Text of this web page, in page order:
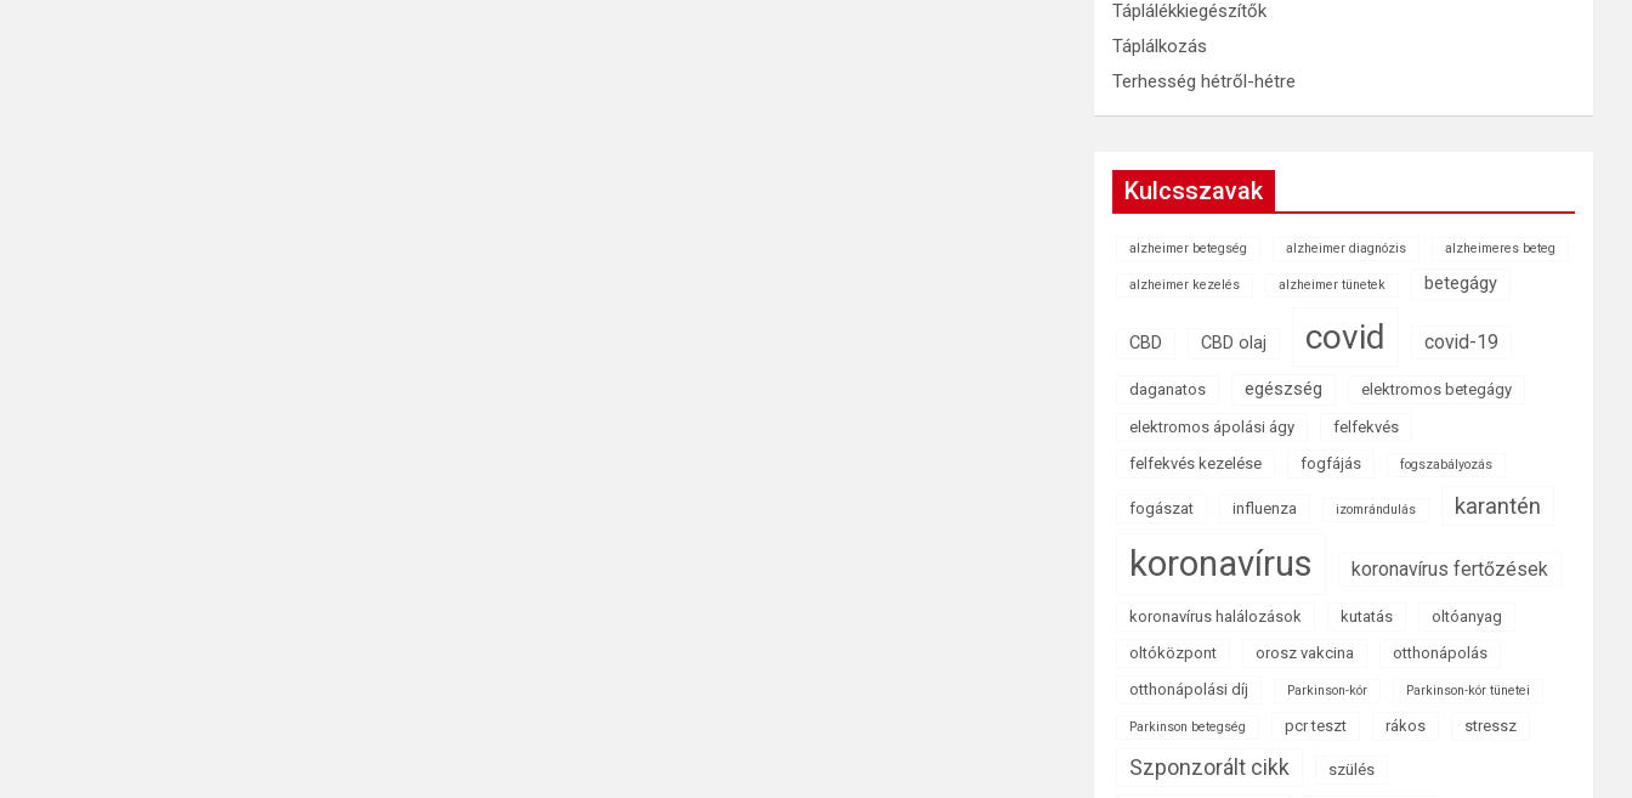
Táplálékkiegészítők
Táplálkozás
Terhesség hétről-hétre
Kulcsszavak
alzheimer betegség alzheimer diagnózis alzheimeres beteg
alzheimer kezelés alzheimer tünetek betegágy
CBD CBD olaj covid covid-19
daganatos egészség elektromos betegágy
elektromos ápolási ágy
felfekvés
felfekvés kezelése
fogfájás fogszabályozás
fogászat influenza izomrándulás karantén
koronavírus koronavírus fertőzések
koronavírus halálozások kutatás
oltóanyag
oltóközpont
orosz vakcina
otthonápolás
otthonápolási díj
Parkinson-kór Parkinson-kór tünetei
Parkinson betegség pcr teszt rákos stressz
Szponzorált cikk szülés